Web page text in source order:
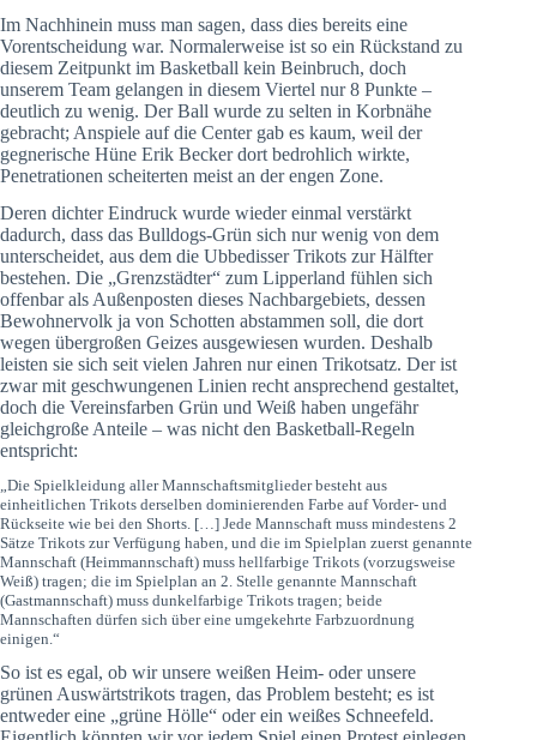
Im Nachhinein muss man sagen, dass dies bereits eine
Vorentscheidung war. Normalerweise ist so ein Rückstand zu
diesem Zeitpunkt im Basketball kein Beinbruch, doch
unserem Team gelangen in diesem Viertel nur 8 Punkte –
deutlich zu wenig. Der Ball wurde zu selten in Korbnähe
gebracht; Anspiele auf die Center gab es kaum, weil der
gegnerische Hüne Erik Becker dort bedrohlich wirkte,
Penetrationen scheiterten meist an der engen Zone.
Deren dichter Eindruck wurde wieder einmal verstärkt
dadurch, dass das Bulldogs-Grün sich nur wenig von dem
unterscheidet, aus dem die Ubbedisser Trikots zur Hälfter
bestehen. Die „Grenzstädter“ zum Lipperland fühlen sich
offenbar als Außenposten dieses Nachbargebiets, dessen
Bewohnervolk ja von Schotten abstammen soll, die dort
wegen übergroßen Geizes ausgewiesen wurden. Deshalb
leisten sie sich seit vielen Jahren nur einen Trikotsatz. Der ist
zwar mit geschwungenen Linien recht ansprechend gestaltet,
doch die Vereinsfarben Grün und Weiß haben ungefähr
gleichgroße Anteile – was nicht den Basketball-Regeln
entspricht:
„Die Spielkleidung aller Mannschaftsmitglieder besteht aus
einheitlichen Trikots derselben dominierenden Farbe auf Vorder- und
Rückseite wie bei den Shorts. […] Jede Mannschaft muss mindestens 2
Sätze Trikots zur Verfügung haben, und die im Spielplan zuerst genannte
Mannschaft (Heimmannschaft) muss hellfarbige Trikots (vorzugsweise
Weiß) tragen; die im Spielplan an 2. Stelle genannte Mannschaft
(Gastmannschaft) muss dunkelfarbige Trikots tragen; beide
Mannschaften dürfen sich über eine umgekehrte Farbzuordnung
einigen.“
So ist es egal, ob wir unsere weißen Heim- oder unsere
grünen Auswärtstrikots tragen, das Problem besteht; es ist
entweder eine „grüne Hölle“ oder ein weißes Schneefeld.